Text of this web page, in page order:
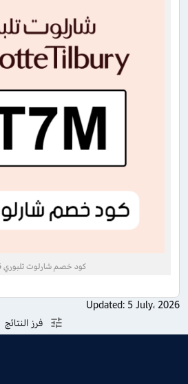
كود خصم شارلوت تلبوري 2026
Updated: 5 July، 2026
فرز النتائج